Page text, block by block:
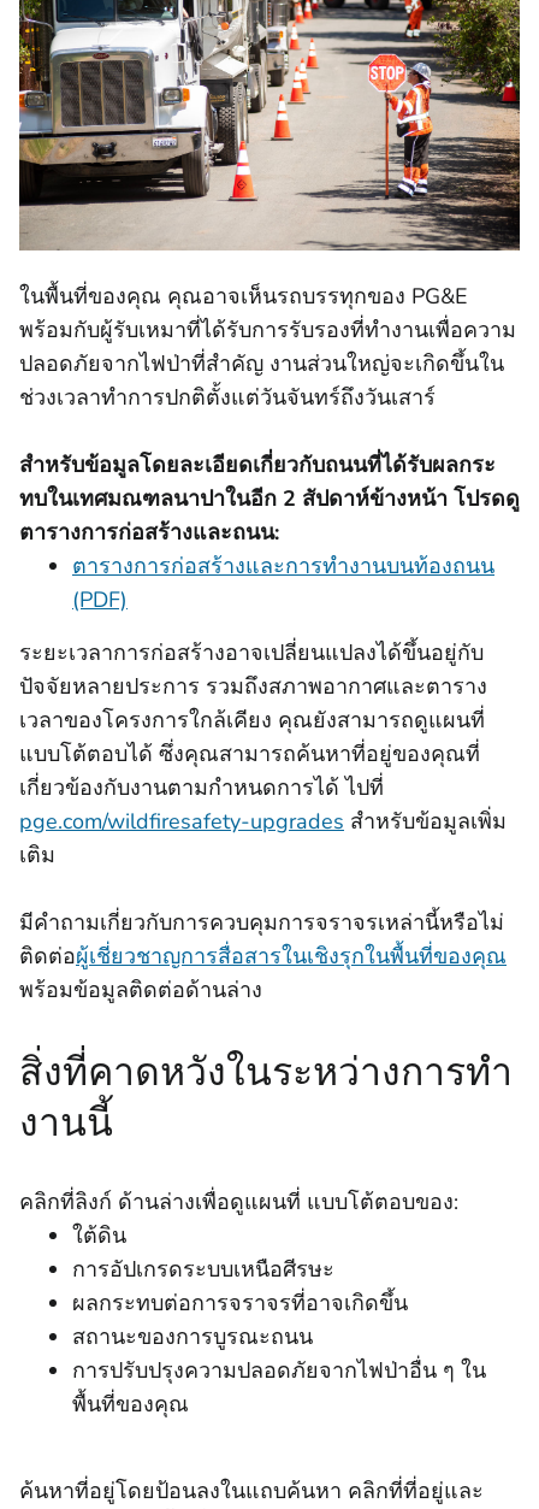
ในพื้นที่ของคุณ คุณอาจเห็นรถบรรทุกของ PG&E
พร้อมกับผู้รับเหมาที่ได้รับการรับรองที่ทํางานเพื่อความ
ปลอดภัยจากไฟป่าที่สําคัญ งานส่วนใหญ่จะเกิดขึ้นใน
ช่วงเวลาทําการปกติตั้งแต่วันจันทร์ถึงวันเสาร์
สําหรับข้อมูลโดยละเอียดเกี่ยวกับถนนที่ได้รับผลกระ
ทบในเทศมณฑลนาปาในอีก 2 สัปดาห์ข้างหน้า โปรดดู
ตารางการก่อสร้างและถนน:
ตารางการก่อสร้างและการทํางานบนท้องถนน
(PDF)
ระยะเวลาการก่อสร้างอาจเปลี่ยนแปลงได้ขึ้นอยู่กับ
ปัจจัยหลายประการ รวมถึงสภาพอากาศและตาราง
เวลาของโครงการใกล้เคียง คุณยังสามารถดูแผนที่
แบบโต้ตอบได้ ซึ่งคุณสามารถค้นหาที่อยู่ของคุณที่
เกี่ยวข้องกับงานตามกําหนดการได้ ไปที่
pge.com/wildfiresafety-upgrades สําหรับข้อมูลเพิ่ม
เติม
มีคําถามเกี่ยวกับการควบคุมการจราจรเหล่านี้หรือไม่
ติดต่อผู้เชี่ยวชาญการสื่อสารในเชิงรุกในพื้นที่ของคุณ
พร้อมข้อมูลติดต่อด้านล่าง
สิ่งที่คาดหวังในระหว่างการทํา
งานนี้
คลิกที่ลิงก์ ด้านล่างเพื่อดูแผนที่ แบบโต้ตอบของ:
ใต้ดิน
การอัปเกรดระบบเหนือศีรษะ
ผลกระทบต่อการจราจรที่อาจเกิดขึ้น
สถานะของการบูรณะถนน
การปรับปรุงความปลอดภัยจากไฟป่าอื่น ๆ ใน
พื้นที่ของคุณ
ค้นหาที่อยู่โดยป้อนลงในแถบค้นหา คลิกที่ที่อยู่และ